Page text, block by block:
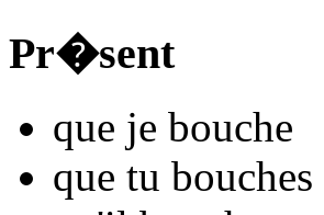
Pr�sent
que je bouche
que tu bouches